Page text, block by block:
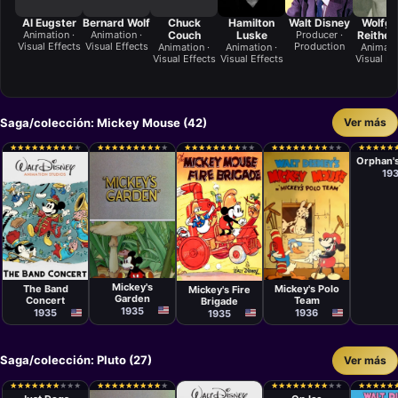
Al Eugster
Animation ·
Visual Effects
Bernard Wolf
Animation ·
Visual Effects
Chuck
Couch
Animation ·
Visual Effects
Hamilton
Luske
Animation ·
Visual Effects
Walt Disney
Producer ·
Production
Visual
Saga/colección: Mickey Mouse (42) Ver más
★
★★
★★
★★
★★
★★
★★
★★
★★
★★
★
Cortometraje
Wilfred
Jackson
The Band
Concert
1935
★
★★
★★
★★
★★
★★
★★
★★
★★
★★
★
Cortometraje
Wilfred
Jackson
Mickey's
Garden
1935
★
★★
★★
★★
★★
★★
★★
★★
★★
★ ★
★
Cortometraje
Ben
Sharpsteen
Mickey's Fire
Brigade
1935
★
★★
★★
★★
★★
★★
★★
★★
★★
★ ★
★
Cortometraje
David Hand
Mickey's Polo
Team
1936
★
★★
★★
★★
★★
★
Ben
Saga/colección: Pluto (27) Ver más
★
★★
★★
★★
★★
★★
★★
★★
★ ★
★ ★
★
Cortometraje
Burt Gillett
★
★★
★★
★★
★★
★★
★★
★★
★★
★★
★ ★
★★
★★
★★
★★
★★
★★
★★
★★
★ ★
★
Cortometraje
Ben
Sharpsteen
★
★★
★★
★★
★★
★